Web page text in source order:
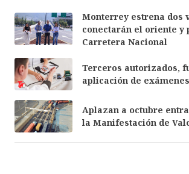
Monterrey estrena dos
conectarán el oriente y
Carretera Nacional
Terceros autorizados,
aplicación de
Aplazan a octubre
la Manifestación de